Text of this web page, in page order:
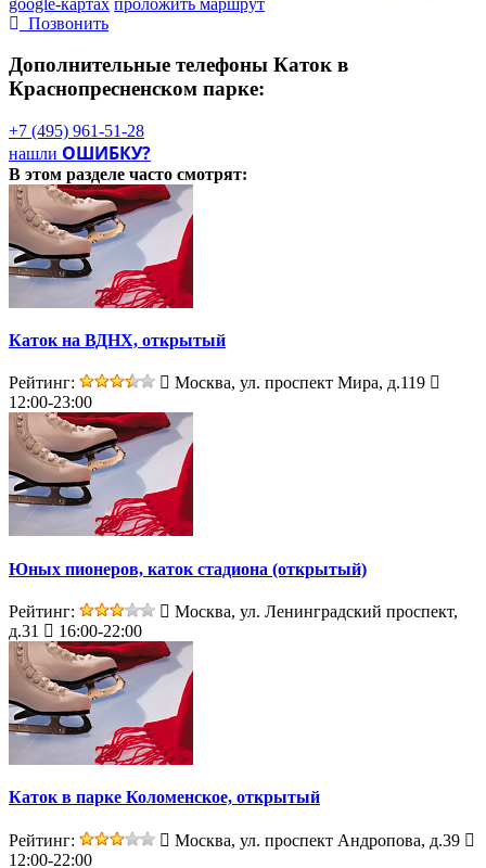
Заточка коньков – 200 руб.
Дополнительно
Теплые раздевалки, прокат тюбингов, аренда хоккейной
площадки.
Позвонить
Дополнительные телефоны Каток в
Краснопресненском парке:
+7 (495) 961-51-28
нашли ОШИБКУ?
В этом разделе часто смотрят:
Каток на ВДНХ, открытый
Рейтинг:
Москва, ул. проспект Мира, д.119
12:00-23:00
Юных пионеров, каток стадиона (открытый)
Рейтинг:
Москва, ул. Ленинградский проспект,
д.31
16:00-22:00
Каток в парке Коломенское, открытый
Рейтинг:
Москва, ул. проспект Андропова, д.39
12:00-22:00